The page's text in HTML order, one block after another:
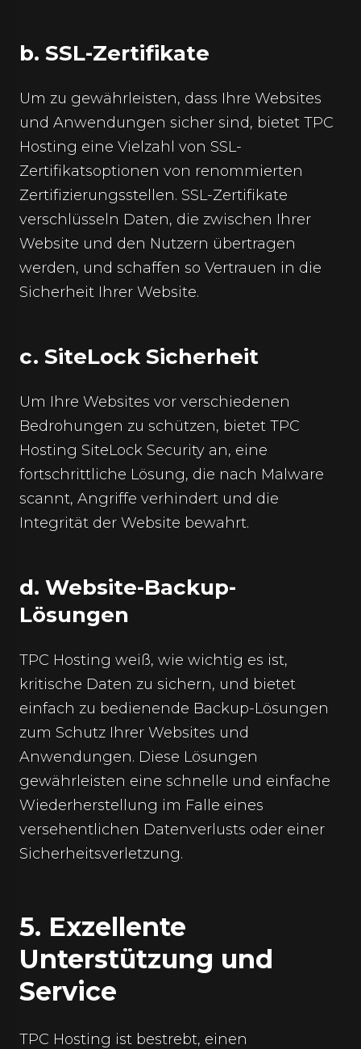
b. SSL-Zertifikate
Um zu gewährleisten, dass Ihre Websites
und Anwendungen sicher sind, bietet TPC
Hosting eine Vielzahl von SSL-
Zertifikatsoptionen von renommierten
Zertifizierungsstellen. SSL-Zertifikate
verschlüsseln Daten, die zwischen Ihrer
Website und den Nutzern übertragen
werden, und schaffen so Vertrauen in die
Sicherheit Ihrer Website.
c. SiteLock Sicherheit
Um Ihre Websites vor verschiedenen
Bedrohungen zu schützen, bietet TPC
Hosting SiteLock Security an, eine
fortschrittliche Lösung, die nach Malware
scannt, Angriffe verhindert und die
Integrität der Website bewahrt.
d. Website-Backup-
Lösungen
TPC Hosting weiß, wie wichtig es ist,
kritische Daten zu sichern, und bietet
einfach zu bedienende Backup-Lösungen
zum Schutz Ihrer Websites und
Anwendungen. Diese Lösungen
gewährleisten eine schnelle und einfache
Wiederherstellung im Falle eines
versehentlichen Datenverlusts oder einer
Sicherheitsverletzung.
5. Exzellente
Unterstützung und
Service
TPC Hosting ist bestrebt, einen